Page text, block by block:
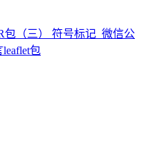
包（三） 符号标记_微信公
包